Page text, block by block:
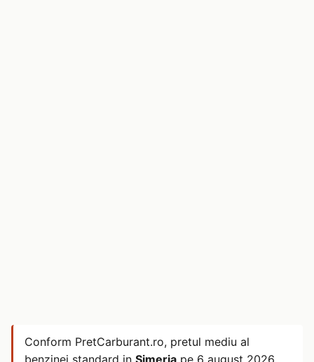
Conform PretCarburant.ro, pretul mediu al
benzinei standard in Simeria pe 6 august 2026